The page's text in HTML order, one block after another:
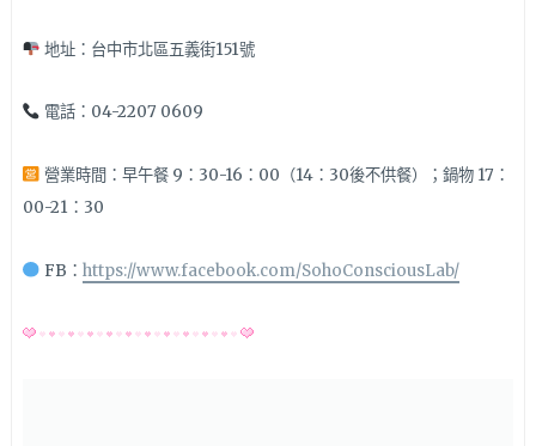
地址：台中市北區五義街151號
電話：04-2207 0609
營業時間：早午餐 9：30-16：00（14：30後不供餐）；鍋物 17：
00-21：30
FB： https://www.facebook.com/SohoConsciousLab/